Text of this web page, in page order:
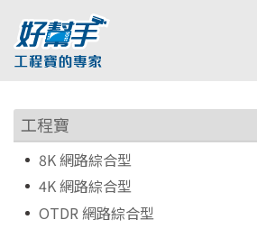
工程寶
8K 網路綜合型
4K 網路綜合型
OTDR 網路綜合型